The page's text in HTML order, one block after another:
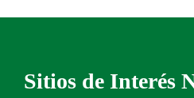
Sitios de Interés